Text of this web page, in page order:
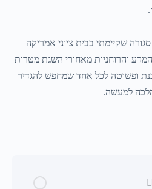
שקיימתי בבית ציוני אמריקה
והרוחניות מאחורי השגת מטרות
ופשוטה לכל אחד שמחפש להגדיר
למעשה.